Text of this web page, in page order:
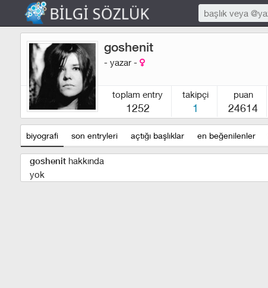
goshenit
- yazar -
toplam entry
1252
takipçi
1
puan
24614
biyografi son entryleri açtığı başlıklar en beğenilenler
goshenit hakkında
yok